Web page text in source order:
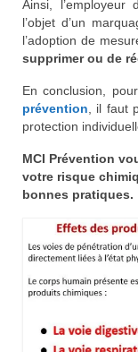
Ainsi, l’employeur
l’objet d’un
l’adoption de
supprimer ou de
En conclusion,
prévention , il faut
protection
MCI Prévention
votre risque
bonnes pratiques.